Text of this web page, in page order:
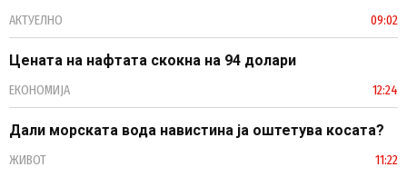
АКТУЕЛНО 09:02
Цената на нафтата скокна на 94 долари
ЕКОНОМИЈА 12:24
Дали морската вода навистина ја оштетува косата?
ЖИВОТ 11:22